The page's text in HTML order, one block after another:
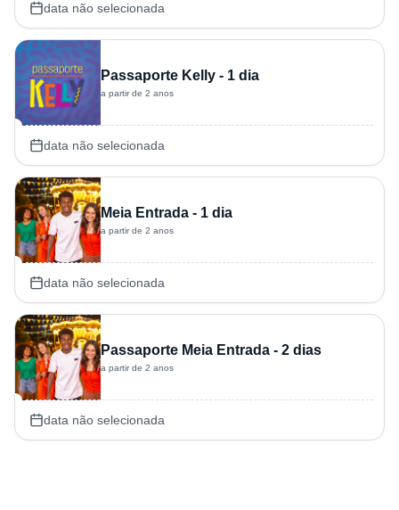
data não selecionada
Passaporte Kelly - 1 dia
a partir de 2 anos
data não selecionada
Meia Entrada - 1 dia
a partir de 2 anos
data não selecionada
Passaporte Meia Entrada - 2 dias
a partir de 2 anos
data não selecionada